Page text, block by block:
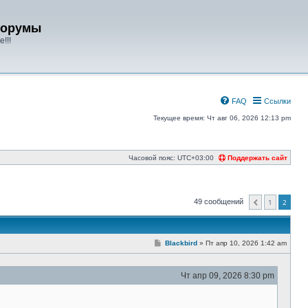
Ссылки
FAQ
Текущее время: Чт авг 06, 2026 12:13 pm
Поддержать сайт
Часовой пояс: UTC+03:00
49 сообщений Пред.
1 2
С
б
е
Blackbird » Пт апр 10, 2026 1:42 am
Чт апр 09, 2026 8:30 pm